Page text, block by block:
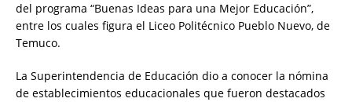
del programa “Buenas Ideas para una Mejor Educación”,
entre los cuales figura el Liceo Politécnico Pueblo Nuevo, de
Temuco.
La Superintendencia de Educación dio a conocer la nómina
de establecimientos educacionales que fueron destacados